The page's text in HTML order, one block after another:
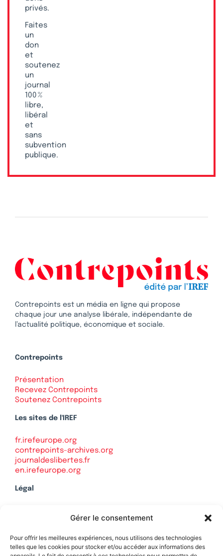
Gérer le consentement
Pour offrir les meilleures expériences, nous utilisons des technologies
telles que les cookies pour stocker et/ou accéder aux informations des
privés.
Faites
un
don
et
soutenez
un
journal
100 %
libre,
libéral
et
sans
subvention
publique.
Contrepoints est un média en ligne qui propose
chaque jour une analyse libérale, indépendante de
l’actualité politique, économique et sociale.
Contrepoints
Présentation
Recevez Contrepoints
Soutenez Contrepoints
Les sites de l'IREF
fr.irefeurope.org
contrepoints-archives.org
journaldeslibertes.fr
en.irefeurope.org
Légal
Politique de confidentialité